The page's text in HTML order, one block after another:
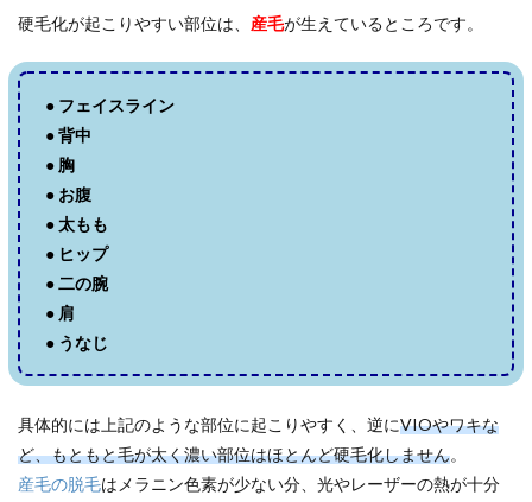
硬毛化が起こりやすい部位は、 産毛が生えているところです。
● フェイスライン
●背中
● 胸
● お腹
●太もも
● ヒップ
●二の腕
● 肩
● うなじ
具体的には上記のような部位に起こりやすく、逆にVIOやワキな
ど、もともと毛が太く濃い部位はほとんど硬毛化しません。
産毛の脱毛はメラニン色素が少ない分、光やレーザーの熱が十分